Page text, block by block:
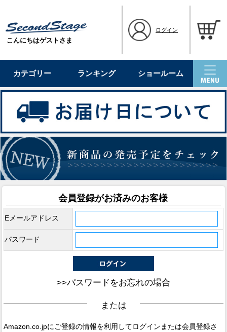
こんにちはゲストさま
ログイン
カテゴリー ランキング ショールーム
会員登録がお済みのお客様
Eメールアドレス
パスワード
>>パスワードをお忘れの場合
または
Amazon.co.jpにご登録の情報を利用してログインまたは会員登録さ